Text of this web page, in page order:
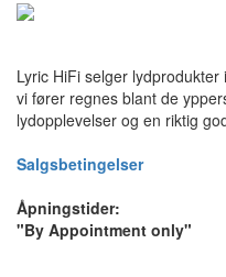
Lyric HiFi selger
vi fører regnes blant de
lydopplevelser og en riktig
Salgsbetingelser
Åpningstider:
"By Appointment only"